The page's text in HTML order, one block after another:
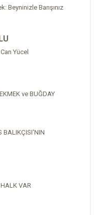
Beyninizle Barışınız
Yücel
EKMEK ve BUĞDAY
BALIKÇISI'NIN
VAR